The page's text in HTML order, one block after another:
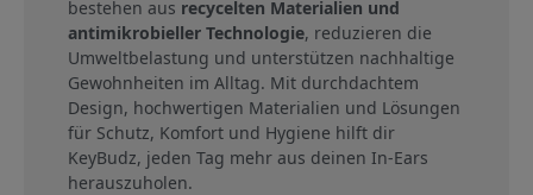
bestehen aus recycelten Materialien und
antimikrobieller Technologie, reduzieren die
Umweltbelastung und unterstützen nachhaltige
Gewohnheiten im Alltag. Mit durchdachtem
Design, hochwertigen Materialien und Lösungen
für Schutz, Komfort und Hygiene hilft dir
KeyBudz, jeden Tag mehr aus deinen In-Ears
herauszuholen.